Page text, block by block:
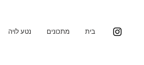
בית מתכונים נטע לויה